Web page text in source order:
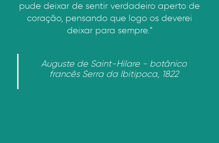
pude deixar de sentir verdadeiro aperto de
coração, pensando que logo os deverei
deixar para sempre.”
Auguste de Saint-Hilare - botânico
francês Serra da Ibitipoca, 1822